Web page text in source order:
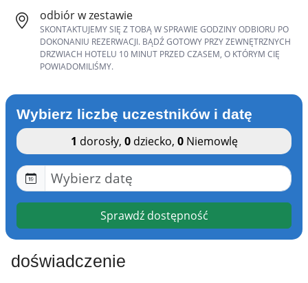
odbiór w zestawie
SKONTAKTUJEMY SIĘ Z TOBĄ W SPRAWIE GODZINY ODBIORU PO
DOKONANIU REZERWACJI. BĄDŹ GOTOWY PRZY ZEWNĘTRZNYCH
DRZWIACH HOTELU 10 MINUT PRZED CZASEM, O KTÓRYM CIĘ
POWIADOMILIŚMY.
Wybierz liczbę uczestników i datę
1 dorosły, 0dziecko, 0Niemowlę
Sprawdź dostępność
doświadczenie